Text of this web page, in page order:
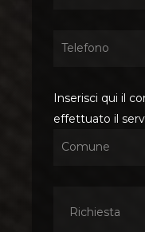
Inserisci qui il
effettuato il